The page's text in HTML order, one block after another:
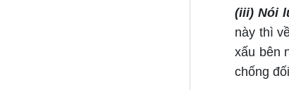
(iii) Nói
này thì
xấu bên
chống